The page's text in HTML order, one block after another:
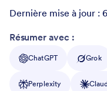
Dernière mise à jour :
Post ID
Résumer avec :
ChatGPT Grok
Perplexity